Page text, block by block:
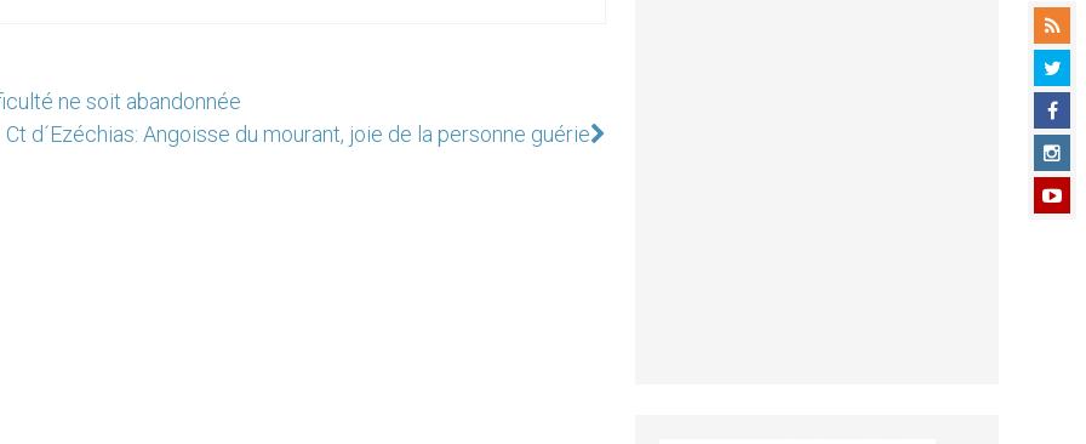
ne soit abandonnée
Ct d´Ezéchias: Angoisse du mourant, joie de la personne guérie